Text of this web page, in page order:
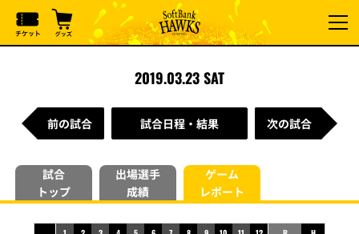
2019.03.23 SAT
前の試合 試合日程・結果 次の試合
試合
トップ
出場選手
成績
ゲーム
レポート